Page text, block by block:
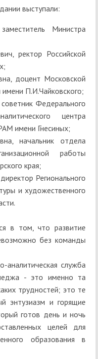
выступали:
Министра
ректор Российской
доцент Московской
имени П.И.Чайковского;
Федерального
центра
имени Гнесиных;
начальник отдела
работы
края;
Регионального
и художественного
в том, что развитие
без команды
аналитическая служба
- это именно та
трудностей; это те
энтузиазм и горящие
готов день и ночь
целей для
образования в